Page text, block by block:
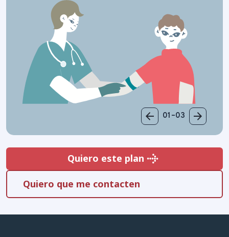
01–03
Quiero este plan
Quiero este plan
Quiero que me contacten